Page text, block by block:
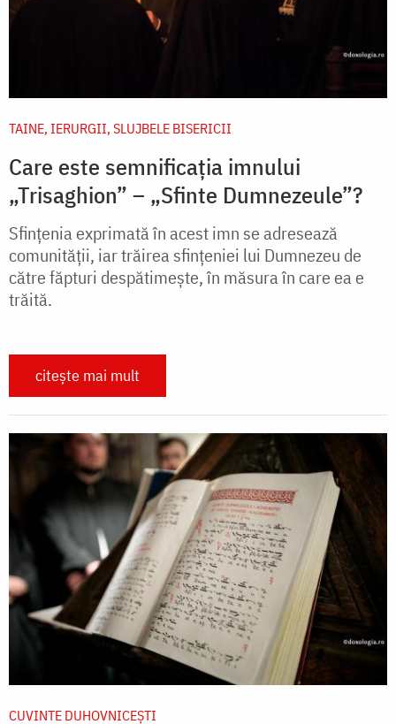
TAINE, IERURGII, SLUJBELE BISERICII
Care este semnificația imnului
„Trisaghion” – „Sfinte Dumnezeule”?
Sfinţenia exprimată în acest imn se adresează
comunităţii, iar trăirea sfinţeniei lui Dumnezeu de
către făpturi despătimeşte, în măsura în care ea e
trăită.
citește mai mult
CUVINTE DUHOVNICEȘTI